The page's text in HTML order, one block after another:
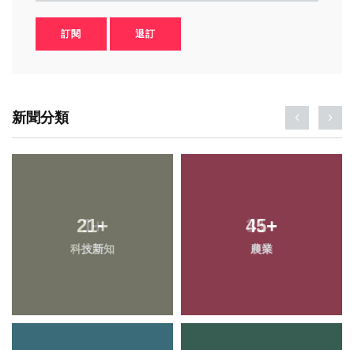
訂閱 退訂
新聞分類
21+
科技新知
45+
農業